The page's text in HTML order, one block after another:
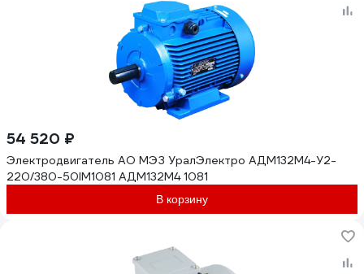
54 520 ₽
Электродвигатель АО МЭЗ УралЭлектро АДМ132М4-У2-
220/380-50IM1081 АДМ132М4 1081
В корзину